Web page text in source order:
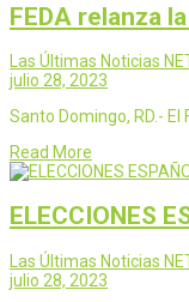
FEDA relanza
Las Últimas Noticias
julio 28, 2023
Santo Domingo, RD.-
Read More
ELECCIONES
Las Últimas Noticias
julio 28, 2023